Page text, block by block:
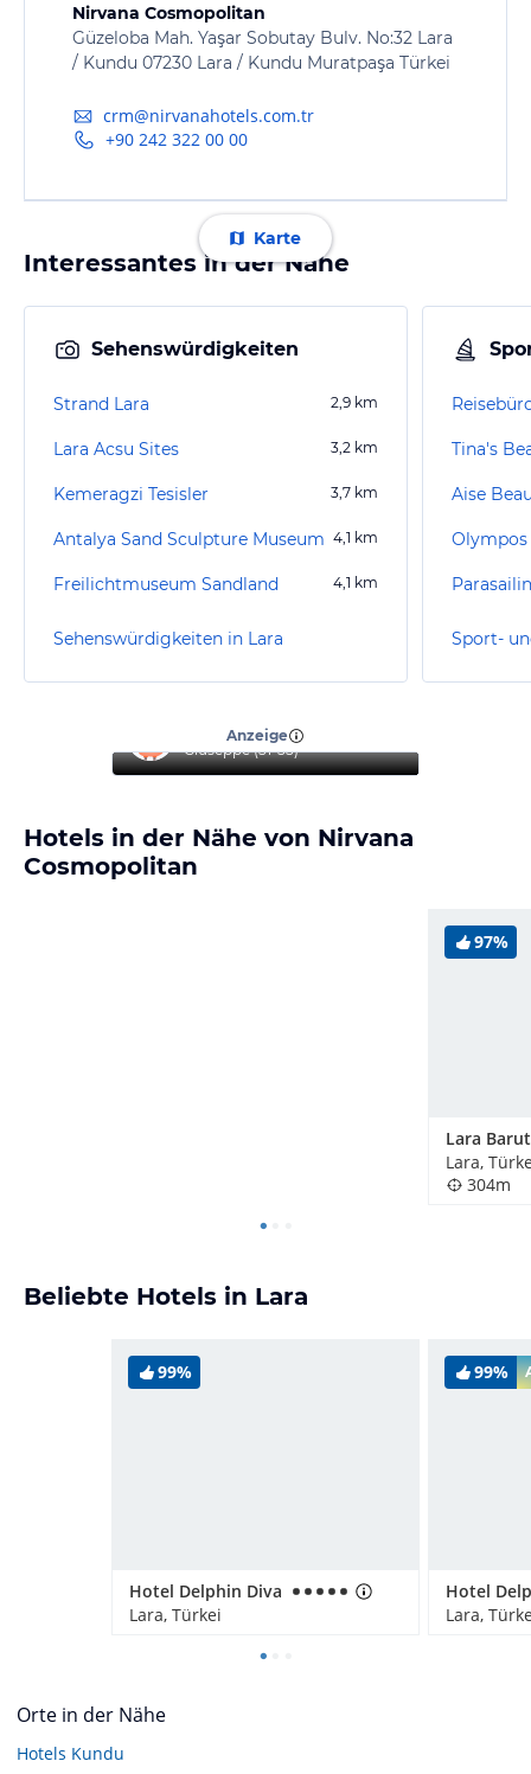
Nirvana Cosmopolitan
Güzeloba Mah. Yaşar Sobutay Bulv. No:32 Lara
/ Kundu 07230 Lara / Kundu Muratpaşa Türkei
crm@nirvanahotels.com.tr
+90 242 322 00 00
Karte
Interessantes in der Nähe
Sehenswürdigkeiten
Strand Lara 2,9 km
Lara Acsu Sites 3,2 km
Kemeragzi Tesisler 3,7 km
Antalya Sand Sculpture Museum 4,1 km
Freilichtmuseum Sandland 4,1 km
Sehenswürdigkeiten in Lara
Tina's
Aise
Sport-
Anzeige
Giuseppe (51-55)
Hotels in der Nähe von Nirvana
Cosmopolitan
97%
Lara,
304m
Beliebte Hotels in Lara
99%
Hotel Delphin Diva
Lara, Türkei
99%
Lara,
Orte in der Nähe
Hotels Kundu